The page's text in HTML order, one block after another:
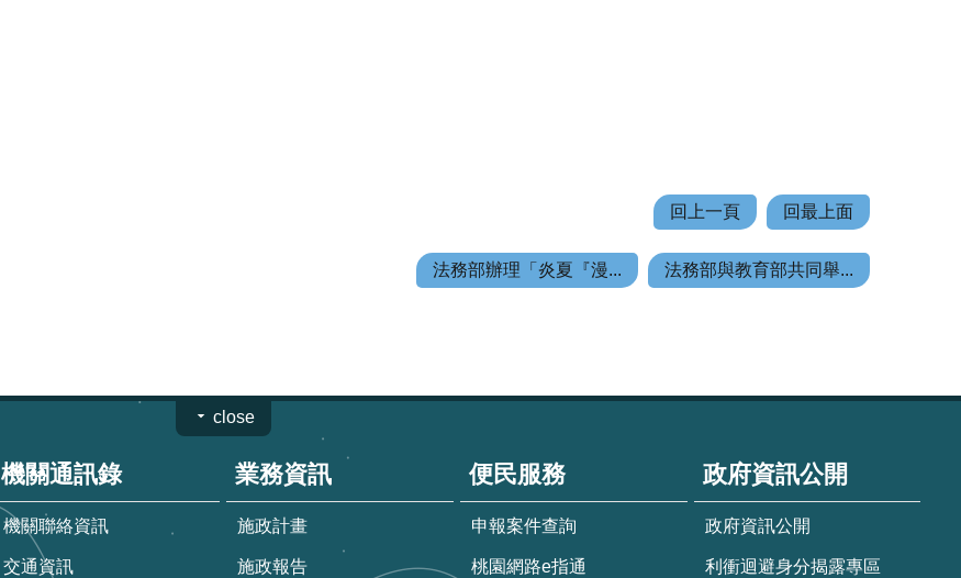
回上一頁 回最上面
法務部辦理「炎夏『漫... 法務部與教育部共同舉...
close
機關通訊錄
機關聯絡資訊
交通資訊
業務資訊
施政計畫
施政報告
便民服務
申報案件查詢
桃園網路e指通
政府資訊公開
政府資訊公開
利衝迴避身分揭露專區